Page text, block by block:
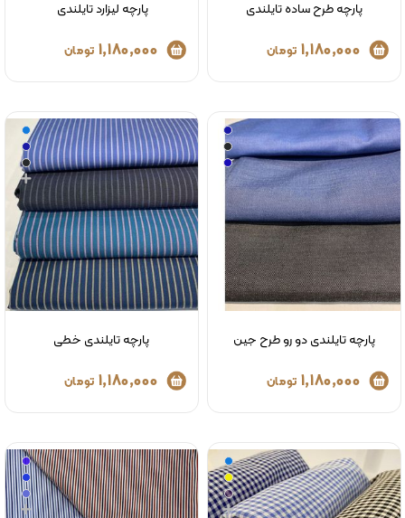
پارچه طرح ساده تایلندی
1,180,000 تومان
پارچه لیزارد تایلندی
1,180,000 تومان
پارچه تایلندی دو رو طرح جین
1,180,000 تومان
پارچه تایلندی خطی
1,180,000 تومان